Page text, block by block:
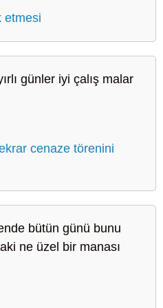
etmesi
günler iyi çalış malar
cenaze törenini
bütün günü bunu
ne üzel bir manası